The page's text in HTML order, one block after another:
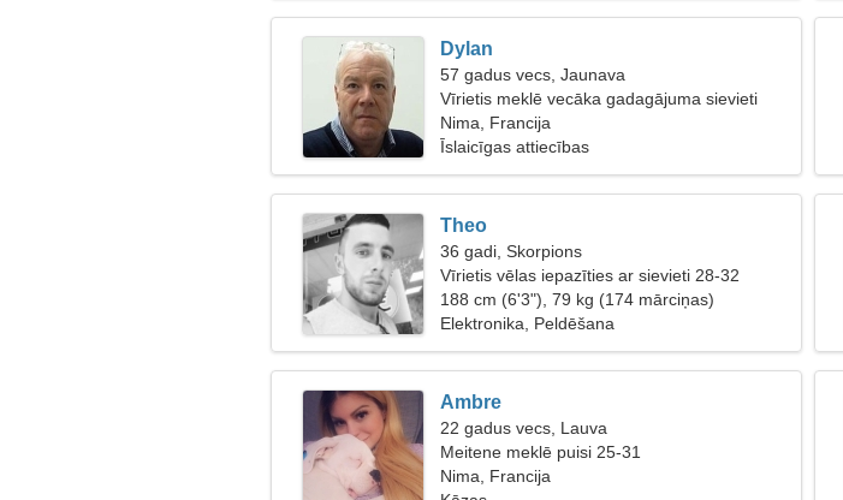
Dylan
57 gadus vecs, Jaunava
Vīrietis meklē vecāka gadagājuma sievieti
Nima, Francija
Īslaicīgas attiecības
Theo
36 gadi, Skorpions
Vīrietis vēlas iepazīties ar sievieti 28-32
188 cm (6'3"), 79 kg (174 mārciņas)
Elektronika, Peldēšana
Ambre
22 gadus vecs, Lauva
Meitene meklē puisi 25-31
Nima, Francija